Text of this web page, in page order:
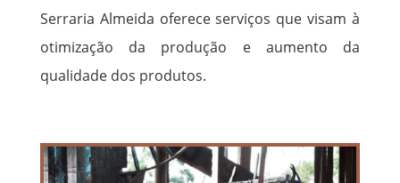
Serraria Almeida oferece serviços que visam à
otimização da produção e aumento da
qualidade dos produtos.